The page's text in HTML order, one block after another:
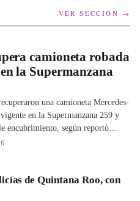
VER SECCIÓN →
camioneta robada
la Supermanzana
una camioneta Mercedes-
en la Supermanzana 259 y
encubrimiento, según reportó
de Quintana Roo, con